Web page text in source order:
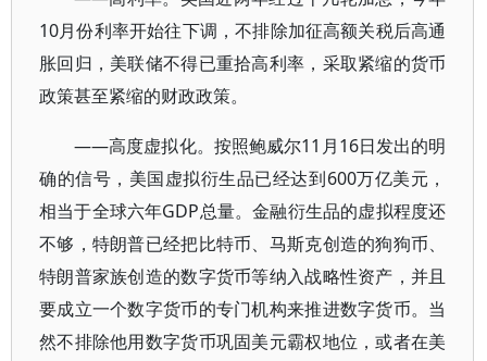
10月份利率开始往下调，不排除加征高额关税后高通
胀回归，美联储不得已重拾高利率，采取紧缩的货币
政策甚至紧缩的财政政策。
——高度虚拟化。按照鲍威尔11月16日发出的明
确的信号，美国虚拟衍生品已经达到600万亿美元，
相当于全球六年GDP总量。金融衍生品的虚拟程度还
不够，特朗普已经把比特币、马斯克创造的狗狗币、
特朗普家族创造的数字货币等纳入战略性资产，并且
要成立一个数字货币的专门机构来推进数字货币。当
然不排除他用数字货币巩固美元霸权地位，或者在美